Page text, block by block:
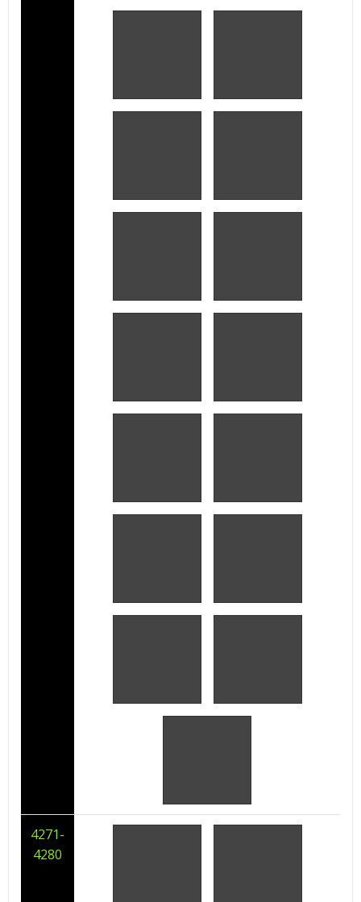
4271-
4280